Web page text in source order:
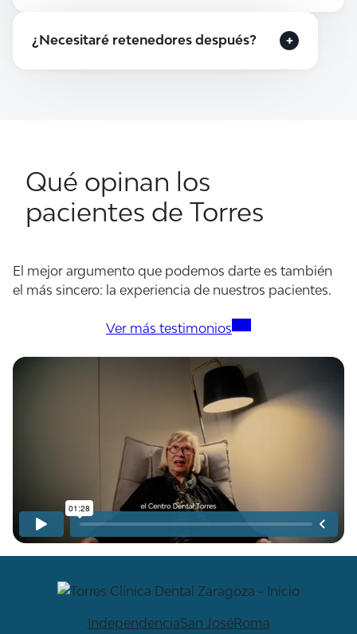
Depende del caso, habitualmente entre 8 y 18
meses.
¿Necesitaré retenedores después?
Qué opinan los
pacientes de Torres
El mejor argumento que podemos darte es también
el más sincero: la experiencia de nuestros pacientes.
Ver más testimonios
IndependenciaSan JoséRoma